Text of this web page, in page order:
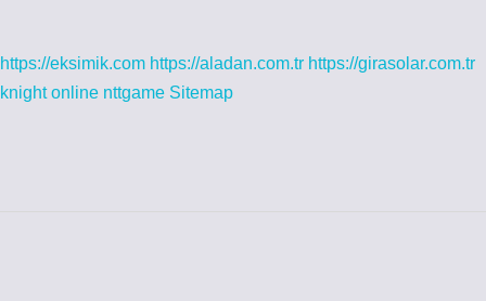
https://eksimik.com https://aladan.com.tr https://girasolar.com.tr
knight online nttgame Sitemap